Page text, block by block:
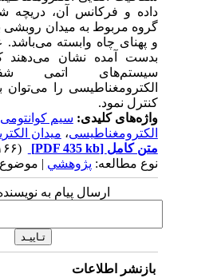
داده و فرکانس آن، دریچه
گروه مربوط به میدان روبشی
و پهنای چاه وابسته می‌باشد.
بدست آمده نشان می‌دهند که
سیستم‌های اتمی
الکترومغناطیسی را می‌توان با
کنترل نمود.
واژه‌های کلیدی:سیم کوانتومی،
الکترومغناطیسی،میدان
متن کامل[PDF 435 kb]
نوع مطالعه:پژوهشي| موضوع
ارسال پیام به
بازنشر اطلاعات